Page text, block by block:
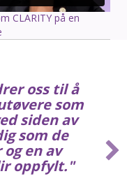
CLARITY på en
oss til å
som
siden av
som de
en av
oppfylt."